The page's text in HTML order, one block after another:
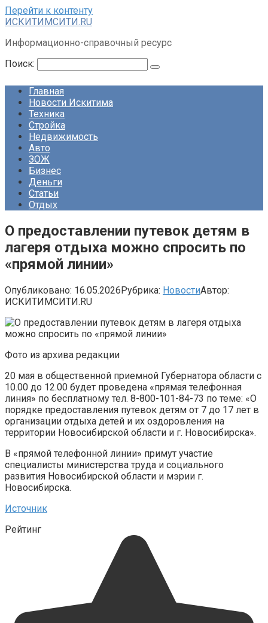
Перейти к контенту
ИСКИТИМСИТИ.RU
Информационно-справочный ресурс
Поиск:
Главная
Новости Искитима
Техника
Стройка
Недвижимость
Авто
ЗОЖ
Бизнес
Деньги
Статьи
Отдых
О предоставлении путевок детям в
лагеря отдыха можно спросить по
«прямой линии»
Опубликовано: 16.05.2026Рубрика: НовостиАвтор:
ИСКИТИМСИТИ.RU
Фото из архива редакции
20 мая в общественной приемной Губернатора области с
10.00 до 12.00 будет проведена «прямая телефонная
линия» по бесплатному тел. 8-800-101-84-73 по теме: «О
порядке предоставления путевок детям от 7 до 17 лет в
организации отдыха детей и их оздоровления на
территории Новосибирской области и г. Новосибирска».
В «прямой телефонной линии» примут участие
специалисты министерства труда и социального
развития Новосибирской области и мэрии г.
Новосибирска.
Источник
Рейтинг